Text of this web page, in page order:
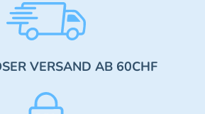
VERSAND AB 60CHF